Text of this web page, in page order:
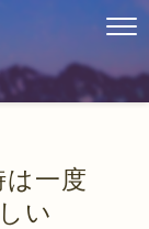
一度
い